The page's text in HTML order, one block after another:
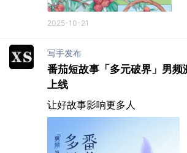
2025-10-21
写手发布
番茄短故事「多元破界」男频
上线
让好故事影响更多人